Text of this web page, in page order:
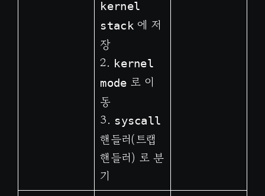
kernel
stack에 저
장
2. kernel
mode 로 이
동
3. syscall
핸들러(트랩
핸들러) 로 분
기